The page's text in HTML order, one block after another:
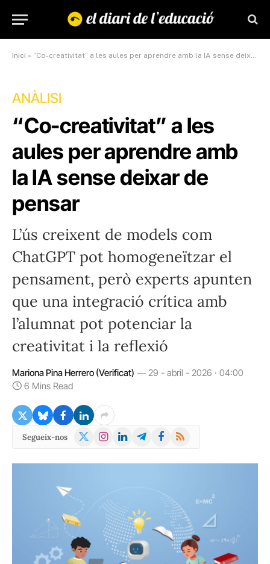
Inici » “Co-creativitat” a les aules per aprendre amb la IA sense deixar de pensar
ANÀLISI
“Co-creativitat” a les
aules per aprendre amb
la IA sense deixar de
pensar
L’ús creixent de models com
ChatGPT pot homogeneïtzar el
pensament, però experts apunten
que una integració crítica amb
l’alumnat pot potenciar la
creativitat i la reflexió
Mariona Pina Herrero (Verificat)
29 - abril - 2026 · 04:00
6 Mins Read
Segueix-nos
X
Instagram
LinkedInTelegramFacebook
RSS